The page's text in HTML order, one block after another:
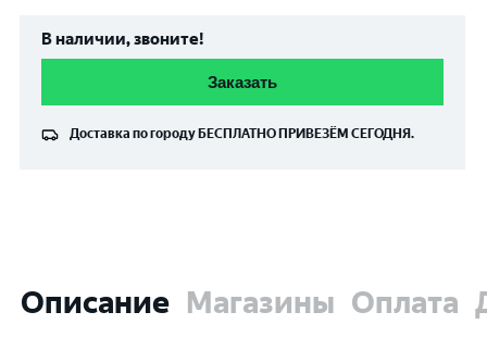
В наличии, звоните!
Заказать
Доставка по городу БЕСПЛАТНО ПРИВЕЗЁМ СЕГОДНЯ.
Описание Магазины Оплата